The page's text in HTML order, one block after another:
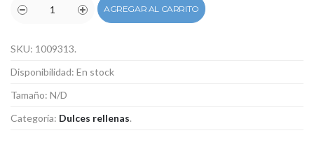
AGREGAR AL CARRITO
SKU: 1009313.
Disponibilidad: En stock
Tamaño: N/D
Categoría: Dulces rellenas.